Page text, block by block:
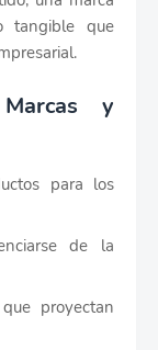
tangible que
y
para los
de la
proyectan